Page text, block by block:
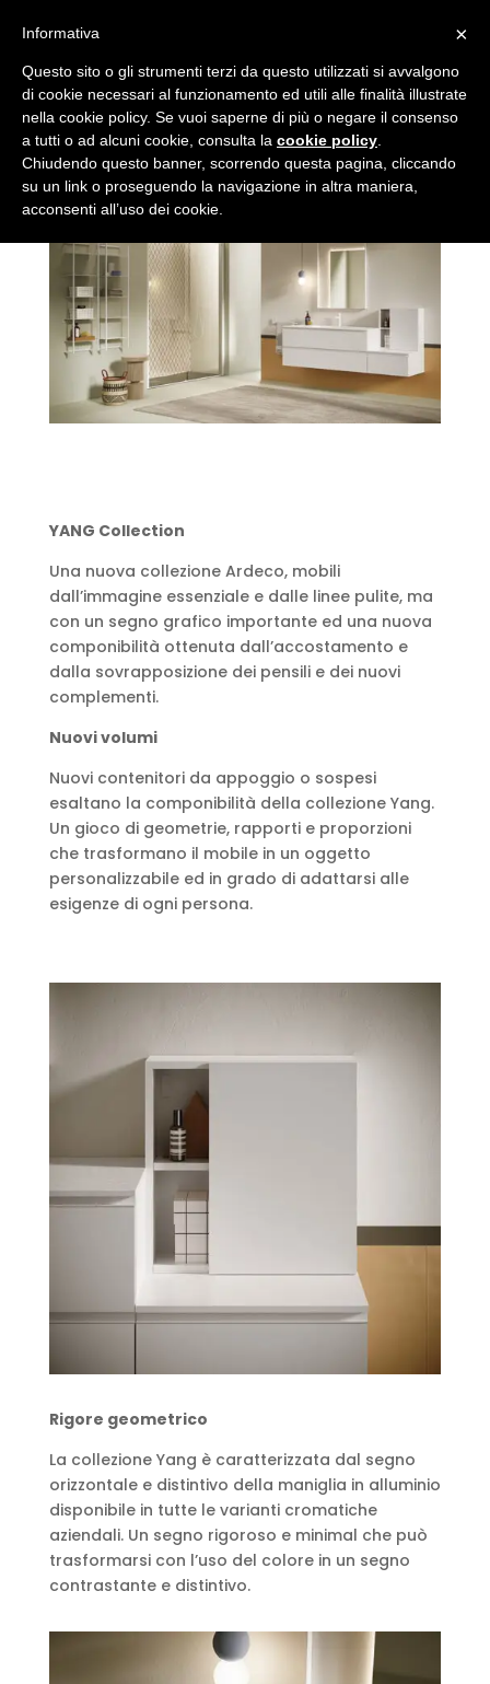
Yang Collection
daadmin|Mag 31, 2023|Uncategorized|0
commenti
YANG Collection
Una nuova collezione Ardeco, mobili
dall’immagine essenziale e dalle linee pulite, ma
con un segno grafico importante ed una nuova
componibilità ottenuta dall’accostamento e
dalla sovrapposizione dei pensili e dei nuovi
complementi.
Nuovi volumi
Nuovi contenitori da appoggio o sospesi
esaltano la componibilità della collezione Yang.
Un gioco di geometrie, rapporti e proporzioni
che trasformano il mobile in un oggetto
personalizzabile ed in grado di adattarsi alle
esigenze di ogni persona.
Rigore geometrico
La collezione Yang è caratterizzata dal segno
orizzontale e distintivo della maniglia in alluminio
disponibile in tutte le varianti cromatiche
aziendali. Un segno rigoroso e minimal che può
trasformarsi con l’uso del colore in un segno
contrastante e distintivo.
×
Informativa
Questo sito o gli strumenti terzi da questo utilizzati si avvalgono
di cookie necessari al funzionamento ed utili alle finalità illustrate
nella cookie policy. Se vuoi saperne di più o negare il consenso
a tutti o ad alcuni cookie, consulta la cookie policy
Chiudendo questo banner, scorrendo questa pagina, cliccando
su un link o proseguendo la navigazione in altra maniera,
acconsenti all’uso dei cookie.